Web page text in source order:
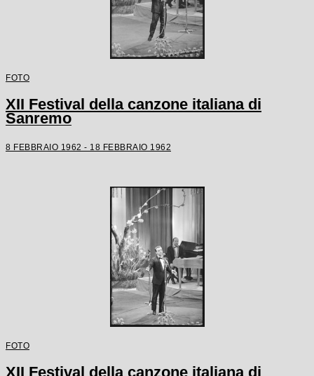
FOTO
XII Festival della canzone italiana di
Sanremo
8 FEBBRAIO 1962 - 18 FEBBRAIO 1962
FOTO
XII Festival della canzone italiana di